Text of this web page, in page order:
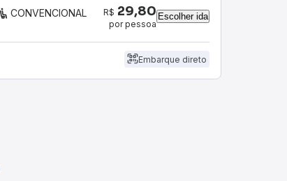
CONVENCIONAL R$ 29,80
por pessoa
Escolher ida
Embarque direto